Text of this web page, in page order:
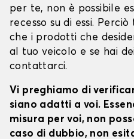
per te, non è possibile
recesso su di essi.
che i prodotti che
al tuo veicolo e se hai
contattarci.
Vi preghiamo di
siano adatti a voi.
misura per voi, non
caso di dubbio, non